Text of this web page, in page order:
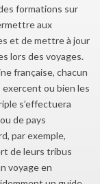
formations sur
aux
et de mettre à jour
lors des voyages.
française, chacun
ou bien les
s’effectuera
de pays
par exemple,
de leurs tribus
voyage en